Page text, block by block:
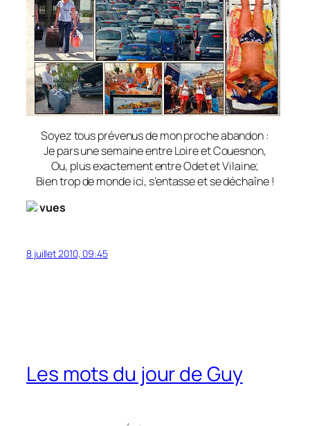
Soyez tous prévenus de mon proche abandon :
Je pars une semaine entre Loire et Couesnon,
Ou, plus exactement entre Odet et Vilaine;
Bien trop de monde ici, s’entasse et se déchaîne !
vues
8 juillet 2010, 09:45
Les mots du jour de Guy